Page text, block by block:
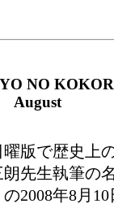
NO
August
版で歴史上
先生執筆の
の2008年8月